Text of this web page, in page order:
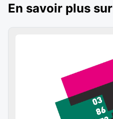
En savoir plus sur